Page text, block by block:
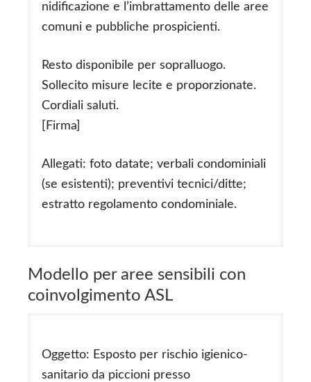
nidificazione e l’imbrattamento delle aree
comuni e pubbliche prospicienti.
Resto disponibile per sopralluogo.
Sollecito misure lecite e proporzionate.
Cordiali saluti.
[Firma]
Allegati: foto datate; verbali condominiali
(se esistenti); preventivi tecnici/ditte;
estratto regolamento condominiale.
Modello per aree sensibili con
coinvolgimento ASL
Oggetto: Esposto per rischio igienico-
sanitario da piccioni presso